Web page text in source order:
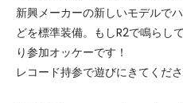
新興メーカーの新しいモデルで
どを標準装備。もしR2で鳴らし
り参加オッケーです！
レコード持参で遊びにきてくださ